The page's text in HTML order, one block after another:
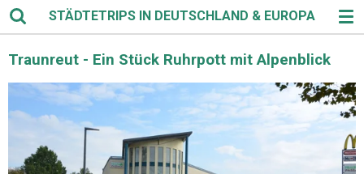
Zum
Hauptinhalt
springen
STÄDTETRIPS IN DEUTSCHLAND & EUROPA
Traunreut - Ein Stück Ruhrpott mit Alpenblick